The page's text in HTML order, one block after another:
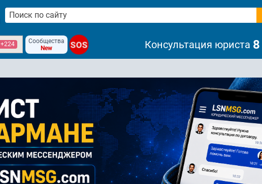
+224
Сообщества
New
SOS Консультация юриста